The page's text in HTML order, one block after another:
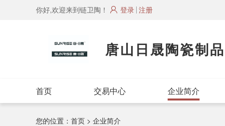
你好,欢迎来到链卫陶！ 登录 注册
唐山日晟陶瓷制
首页 交易中心 企业简介
您的位置： 首页 > 企业简介